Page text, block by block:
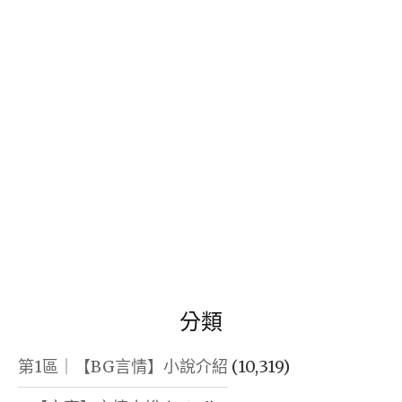
分類
第1區｜【BG言情】小說介紹 (10,319)